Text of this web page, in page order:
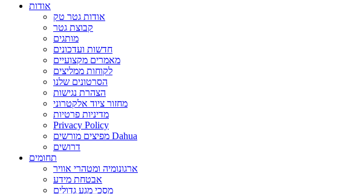
אודות
אודות גטר טק
קבוצת גטר
מותגים
חדשות ועדכונים
מאמרים מקצועיים
לקוחות ממליצים
הסרטונים שלנו
הצהרת נגישות
מחזור ציוד אלקטרוני
מדיניות פרטיות
Privacy Policy
מפיצים מורשים Dahua
דרושים
תחומים
ארגונומיה ומטהרי אוויר
אבטחת מידע
מסכי מגע גדולים